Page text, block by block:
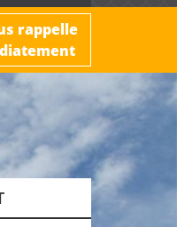
rappelle